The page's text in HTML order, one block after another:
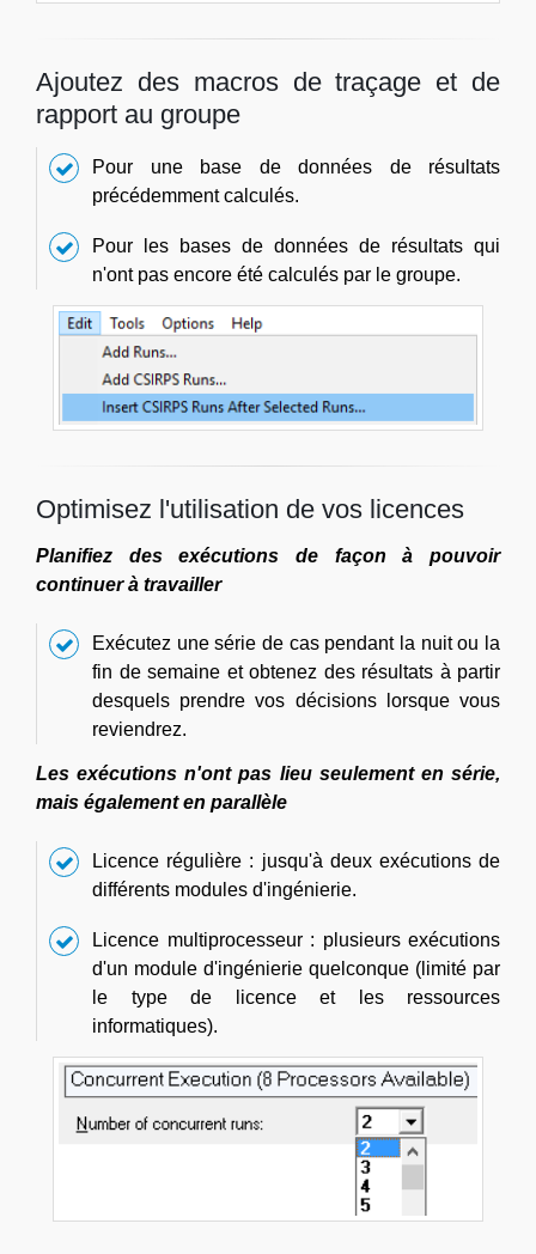
Ajoutez des macros de traçage et de
rapport au groupe
Pour une base de données de résultats
précédemment calculés.
Pour les bases de données de résultats qui
n'ont pas encore été calculés par le groupe.
Optimisez l'utilisation de vos licences
Planifiez des exécutions de façon à pouvoir
continuer à travailler
Exécutez une série de cas pendant la nuit ou la
fin de semaine et obtenez des résultats à partir
desquels prendre vos décisions lorsque vous
reviendrez.
Les exécutions n'ont pas lieu seulement en série,
mais également en parallèle
Licence régulière : jusqu'à deux exécutions de
différents modules d'ingénierie.
Licence multiprocesseur : plusieurs exécutions
d'un module d'ingénierie quelconque (limité par
le type de licence et les ressources
informatiques).